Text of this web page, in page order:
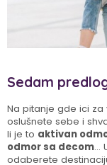
Sedam
Na pitanje gde ici
oslušnete sebe i
li je to aktivan
odmor sa decom…
odaberete